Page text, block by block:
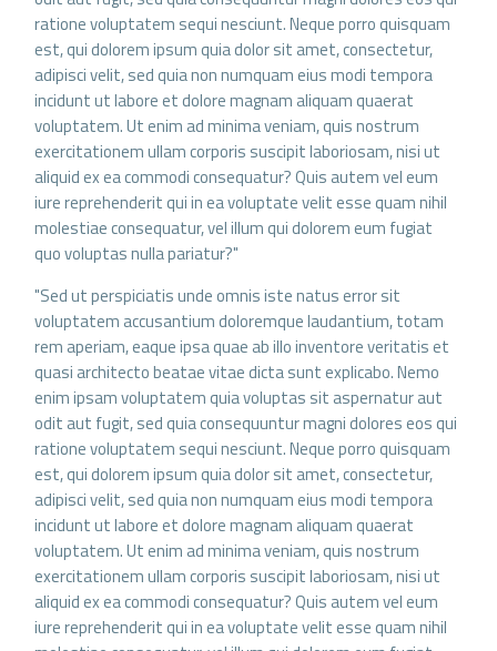
ratione voluptatem sequi nesciunt. Neque porro quisquam
est, qui dolorem ipsum quia dolor sit amet, consectetur,
adipisci velit, sed quia non numquam eius modi tempora
incidunt ut labore et dolore magnam aliquam quaerat
voluptatem. Ut enim ad minima veniam, quis nostrum
exercitationem ullam corporis suscipit laboriosam, nisi ut
aliquid ex ea commodi consequatur? Quis autem vel eum
iure reprehenderit qui in ea voluptate velit esse quam nihil
molestiae consequatur, vel illum qui dolorem eum fugiat
quo voluptas nulla pariatur?"
"Sed ut perspiciatis unde omnis iste natus error sit
voluptatem accusantium doloremque laudantium, totam
rem aperiam, eaque ipsa quae ab illo inventore veritatis et
quasi architecto beatae vitae dicta sunt explicabo. Nemo
enim ipsam voluptatem quia voluptas sit aspernatur aut
odit aut fugit, sed quia consequuntur magni dolores eos qui
ratione voluptatem sequi nesciunt. Neque porro quisquam
est, qui dolorem ipsum quia dolor sit amet, consectetur,
adipisci velit, sed quia non numquam eius modi tempora
incidunt ut labore et dolore magnam aliquam quaerat
voluptatem. Ut enim ad minima veniam, quis nostrum
exercitationem ullam corporis suscipit laboriosam, nisi ut
aliquid ex ea commodi consequatur? Quis autem vel eum
iure reprehenderit qui in ea voluptate velit esse quam nihil